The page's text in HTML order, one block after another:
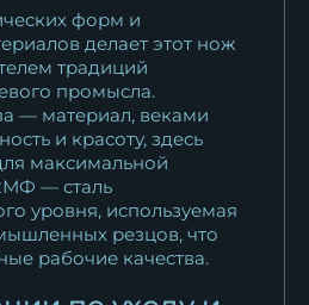
форм и
делает этот нож
традиций
промысла.
— материал, веками
и красоту, здесь
максимальной
— сталь
уровня, используемая
резцов, что
рабочие качества.